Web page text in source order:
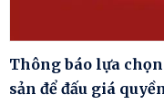
Thông báo lựa
sản để đấu giá